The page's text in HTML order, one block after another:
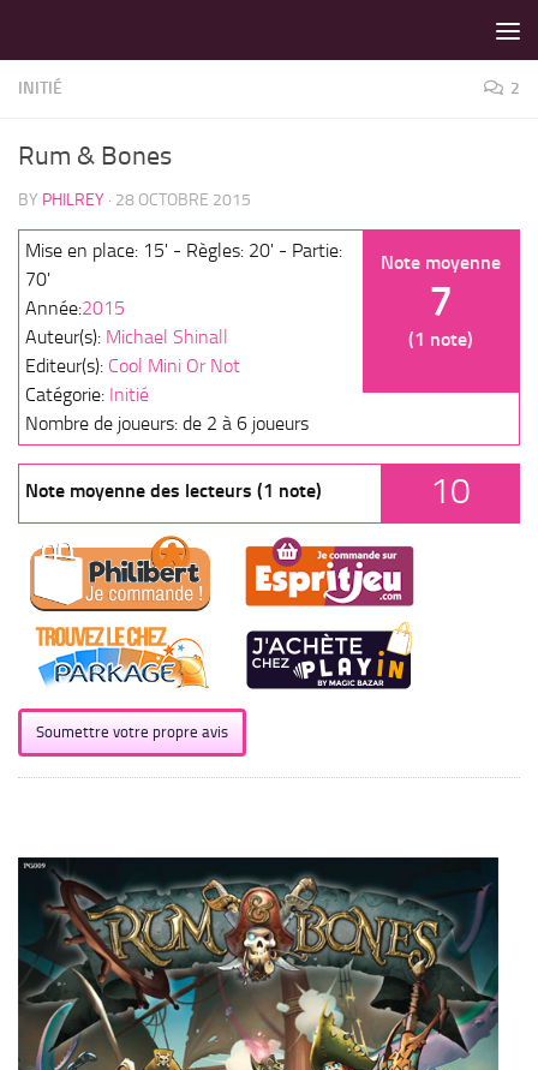
INITIÉ 2
Rum & Bones
BY PHILREY · 28 OCTOBRE 2015
Note moyenne
7
(1 note)
Mise en place: 15' - Règles: 20' - Partie:
70'
Année:2015
Auteur(s): Michael Shinall
Editeur(s): Cool Mini Or Not
Catégorie: Initié
Nombre de joueurs: de 2 à 6 joueurs
Note moyenne des lecteurs (1 note) 10
Soumettre votre propre avis